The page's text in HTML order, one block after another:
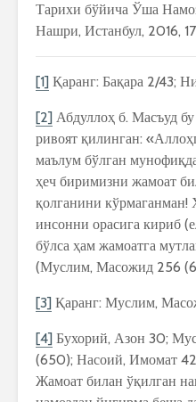
Тарихи бўйича Ўша
Нашри, Истанбул, 2016,
[1] Қаранг: Бақара 2/43;
[2] Абдуллоҳ б. Масъуд
ривоят қилинган:
маълум бўлган
ҳеч биримизни жамоат
қолганини кўрмаганман!
инсонни орасига кириб
бўлса ҳам жамоатга
(Муслим, Масожид 256
[3] Қаранг: Муслим,
[4] Бухорий, Азон 30;
(650); Насоий, Имомат
Жамоат билан ўқилган